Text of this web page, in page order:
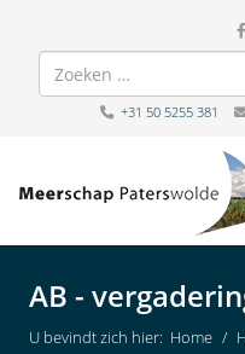
Zoeken
+31 50 5255 381
AB -
U bevindt zich hier: Home